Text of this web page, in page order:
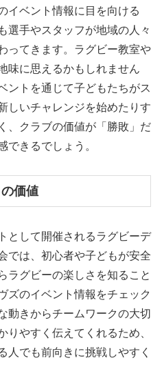
イベント情報に目を向ける
選手やスタッフが地域の人々
ってきます。ラグビー教室や
味に思えるかもしれません
ントを通じて子どもたちがス
しいチャレンジを始めたりす
、クラブの価値が「勝敗」だ
できるでしょう。
価値
として開催されるラグビーデ
では、初心者や子どもが安全
ラグビーの楽しさを知ること
ズのイベント情報をチェック
動きからチームワークの大切
りやすく伝えてくれるため、
人でも前向きに挑戦しやすく